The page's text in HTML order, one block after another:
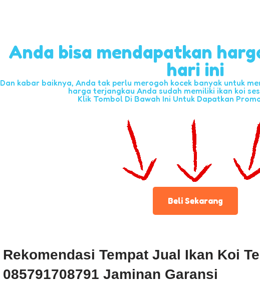
Anda bisa mendapatkan
hari ini
Dan kabar baiknya, Anda tak perlu merogoh kocek banyak untuk
harga terjangkau Anda sudah memiliki ikan koi
Klik Tombol Di Bawah Ini Untuk Dapatkan
Beli Sekarang
Rekomendasi Tempat Jual Ikan Koi
085791708791 Jaminan Garansi